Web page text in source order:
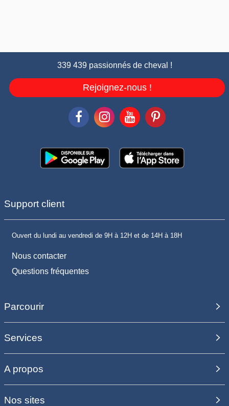
339 439 passionnés de cheval !
Rejoignez-nous !
Support client
Ouvert du lundi au vendredi de 9H à 12H et de 14H à 18H
Nous contacter
Questions fréquentes
Parcourir
Services
A propos
Nos sites